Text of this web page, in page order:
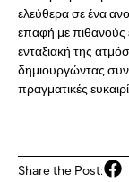
ελεύθερα σε ένα
επαφή με πιθανούς
ενταξιακή της
δημιουργώντας
πραγματικές
Share the Post: